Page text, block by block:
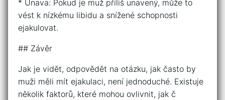
* Únava: Pokud je muž příliš unavený, může to
vést k nízkému libidu a snížené schopnosti
ejakulovat.
## Závěr
Jak je vidět, odpovědět na otázku, jak často by
muži měli mít ejakulaci, není jednoduché. Existuje
několik faktorů, které mohou ovlivnit, jak č